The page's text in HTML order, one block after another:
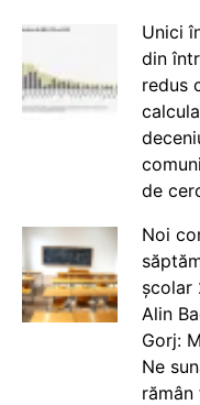
Unici
din
redus
de
Noi
școlar
Alin
Gorj:
Ne